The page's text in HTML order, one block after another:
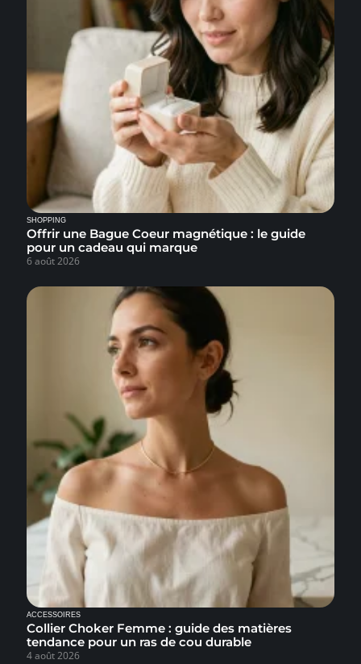
SHOPPING
Offrir une Bague Coeur magnétique : le guide
pour un cadeau qui marque
6 août 2026
ACCESSOIRES
Collier Choker Femme : guide des matières
tendance pour un ras de cou durable
4 août 2026